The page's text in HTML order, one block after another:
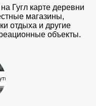
Гугл карте деревни
магазины,
отдыха и другие
объекты.